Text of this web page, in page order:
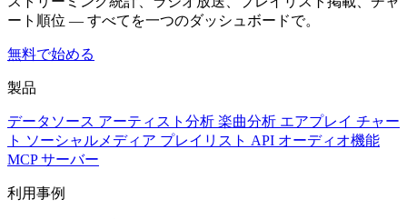
ート順位 — すべてを一つのダッシュボードで。
無料で始める
製品
データソース アーティスト分析 楽曲分析 エアプレイ チャー
ト ソーシャルメディア プレイリスト API オーディオ機能
MCP サーバー
利用事例